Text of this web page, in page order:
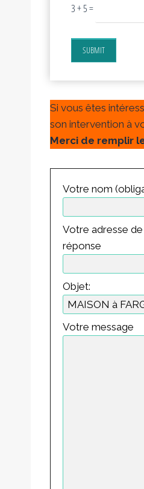
3 + 5 =
SUBMIT
Si vous êtes
son intervention à
Merci de remplir
Votre nom
Votre adresse
réponse
Objet:
Votre message